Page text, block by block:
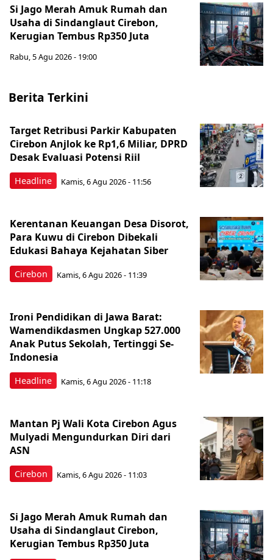
Si Jago Merah Amuk Rumah dan
Usaha di Sindanglaut Cirebon,
Kerugian Tembus Rp350 Juta
Rabu, 5 Agu 2026 - 19:00
Berita Terkini
Headline
Target Retribusi Parkir Kabupaten
Cirebon Anjlok ke Rp1,6 Miliar, DPRD
Desak Evaluasi Potensi Riil
Kamis, 6 Agu 2026 - 11:56
Cirebon
Kerentanan Keuangan Desa Disorot,
Para Kuwu di Cirebon Dibekali
Edukasi Bahaya Kejahatan Siber
Kamis, 6 Agu 2026 - 11:39
Headline
Ironi Pendidikan di Jawa Barat:
Wamendikdasmen Ungkap 527.000
Anak Putus Sekolah, Tertinggi Se-
Indonesia
Kamis, 6 Agu 2026 - 11:18
Cirebon
Mantan Pj Wali Kota Cirebon Agus
Mulyadi Mengundurkan Diri dari
ASN
Kamis, 6 Agu 2026 - 11:03
Si Jago Merah Amuk Rumah dan
Usaha di Sindanglaut Cirebon,
Kerugian Tembus Rp350 Juta